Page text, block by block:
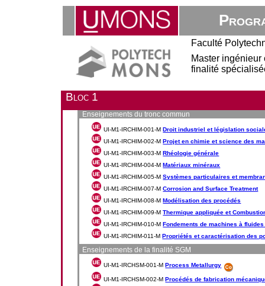
Faculté
Master
finalité
Bloc 1
Enseignements du tronc commun
UI-M1-IRCHIM-001-MDroit industriel et législation
UI-M1-IRCHIM-002-MProjet en chimie et science des
UI-M1-IRCHIM-003-MRhéologie générale
UI-M1-IRCHIM-004-MMatériaux minéraux
UI-M1-IRCHIM-005-MSystèmes particulaires et
UI-M1-IRCHIM-007-MCorrosion and Surface Treatment
UI-M1-IRCHIM-008-MModélisation des procédés
UI-M1-IRCHIM-009-MThermique appliquée et
UI-M1-IRCHIM-010-MFondements de machines à
UI-M1-IRCHIM-011-MPropriétés et caractérisation des
Enseignements de la finalité SGM
UI-M1-IRCHSM-001-MProcess Metallurgy
UI-M1-IRCHSM-002-MProcédés de fabrication